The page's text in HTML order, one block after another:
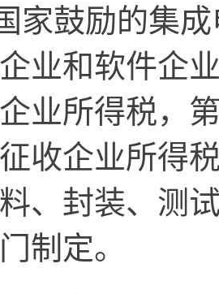
家鼓励的集
业和软件企
业所得税，
收企业所得
、封装、测
制定。